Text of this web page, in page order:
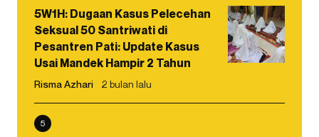
5W1H: Dugaan Kasus Pelecehan
Seksual 50 Santriwati di
Pesantren Pati: Update Kasus
Usai Mandek Hampir 2 Tahun
Risma Azhari 2 bulan lalu
5